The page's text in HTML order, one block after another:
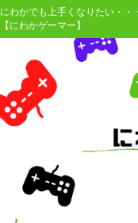
にわかでも上手くなりたい・・
【にわかゲーマー】